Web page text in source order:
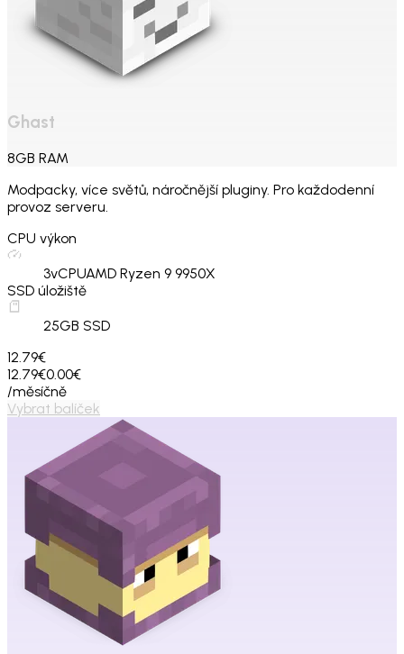
Ghast
8GB RAM
Modpacky, více světů, náročnější pluginy. Pro každodenní
provoz serveru.
CPU výkon
3vCPUAMD Ryzen 9 9950X
SSD úložiště
25GB SSD
12.79€
12.79€0.00€
/měsíčně
Vybrat balíček